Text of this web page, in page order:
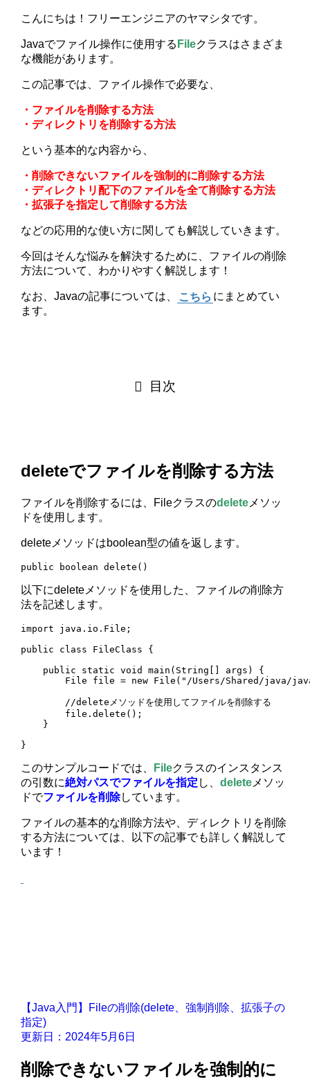
こんにちは！フリーエンジニアのヤマシタです。
Javaでファイル操作に使用する Fileクラスはさまざま
な機能があります。
この記事では、ファイル操作で必要な、
・ファイルを削除する方法
・ディレクトリを削除する方法
という基本的な内容から、
・削除できないファイルを強制的に削除する方法
・ディレクトリ配下のファイルを全て削除する方法
・拡張子を指定して削除する方法
などの応用的な使い方に関しても解説していきます。
今回はそんな悩みを解決するために、ファイルの削除
方法について、わかりやすく解説します！
なお、Javaの記事については、 こちら にまとめてい
ます。
目次
deleteでファイルを削除する方法
ファイルを削除するには、Fileクラスのdelete メソッ
ドを使用します。
deleteメソッドはboolean型の値を返します。
public boolean delete()
以下にdeleteメソッドを使用した、ファイルの削除方
法を記述します。
import java.io.File;
public class FileClass {
    public static void main(String[] args) {
File file = new File("/Users/Shared/java/
        //deleteメソッドを使用してファイルを削除する
        file.delete();
    }
}
このサンプルコードでは、 Fileクラスのインスタンス
の引数に絶対パスでファイルを指定 し、delete メソッ
ドでファイルを削除しています。
ファイルの基本的な削除方法や、ディレクトリを削除
する方法については、以下の記事でも詳しく解説して
います！
【Java入門】Fileの削除(delete、強制削除、拡張子の
指定)
更新日：2024年5月6日
削除できないファイルを強制的に